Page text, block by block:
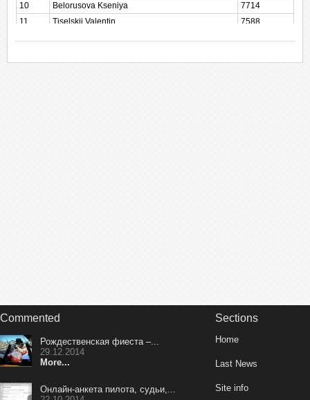
10
Belorusova Kseniya
7714
11
Tiselskij Valentin
7588
Commented
Рождественская фиеста –...
29.12.2014
More...
Онлайн-анкета пилота, судьи,...
Sections
Home
Last News
Site info